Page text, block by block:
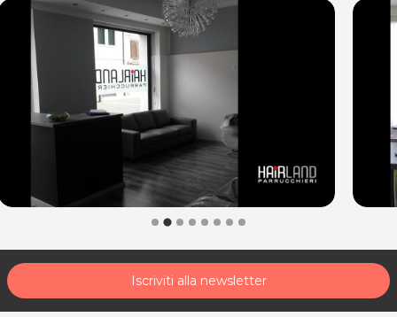
Iscriviti alla newsletter